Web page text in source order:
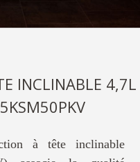
INCLINABLE 4,7L
à tête inclinable